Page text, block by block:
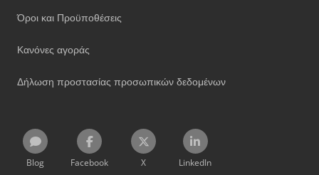
Όροι και Προϋποθέσεις
Κανόνες αγοράς
Δήλωση προστασίας προσωπικών δεδομένων
Blog Facebook X LinkedIn